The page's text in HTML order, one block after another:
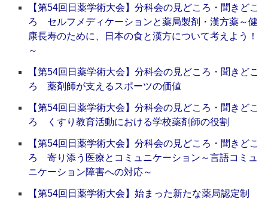
【第54回日薬学術大会】分科会の見どころ・聞きどこ
ろ セルフメディケーションと薬局製剤・漢方薬～健
康長寿のために、日本の食と漢方について考えよう！
～
【第54回日薬学術大会】分科会の見どころ・聞きどこ
ろ 薬剤師が支えるスポーツの価値
【第54回日薬学術大会】分科会の見どころ・聞きどこ
ろ くすり教育活動における学校薬剤師の役割
【第54回日薬学術大会】分科会の見どころ・聞きどこ
ろ 寄り添う医療とコミュニケーション～言語コミュ
ニケーション障害への対応～
【第54回日薬学術大会】始まった新たな薬局認定制